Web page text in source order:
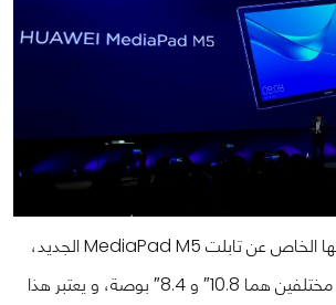
أعلنت هاواوي في حدثها الخاص عن تابلت MediaPad M5 الجديد،
والذي سيأتي بحجمين مختلفين هما 10.8″ و 8.4″ بوصة، و يعتبر هذا